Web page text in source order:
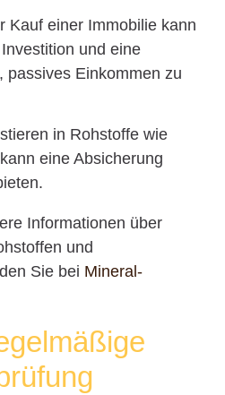
Kauf einer Immobilie kann
und eine
passives Einkommen zu
in Rohstoffe wie
eine Absicherung
Informationen über
und
Sie bei Mineral-